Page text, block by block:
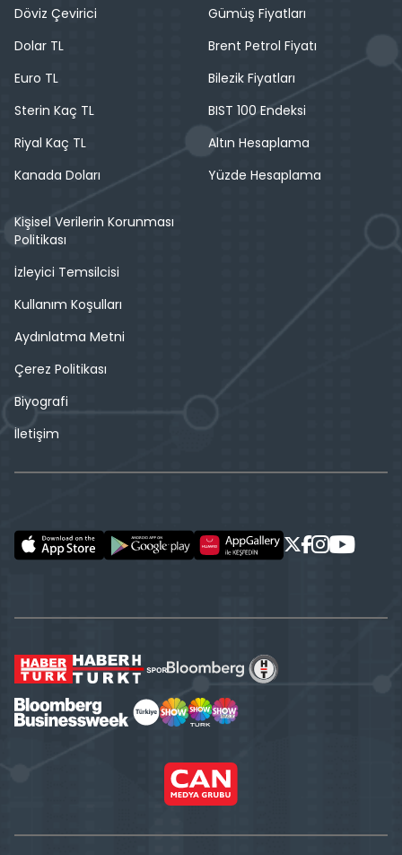
Döviz Çevirici
Dolar TL
Euro TL
Sterin Kaç TL
Riyal Kaç TL
Kanada Doları
Gümüş Fiyatları
Brent Petrol Fiyatı
Bilezik Fiyatları
BIST 100 Endeksi
Altın Hesaplama
Yüzde Hesaplama
Kişisel Verilerin Korunması
Politikası
İzleyici Temsilcisi
Kullanım Koşulları
Aydınlatma Metni
Çerez Politikası
Biyografi
İletişim